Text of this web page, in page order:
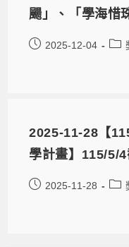
颺」、「學海惜
2025-12-04
2025-11-28【
學計畫】115/5/4
2025-11-28